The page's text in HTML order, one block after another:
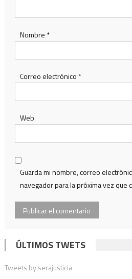
Nombre *
Correo electrónico *
Web
Guarda mi nombre, correo
navegador para la próxima vez que
ÚLTIMOS TWETS
Tweets by serajusticia